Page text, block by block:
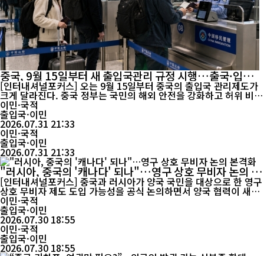
중국, 9월 15일부터 새 출입국관리 규정 시행…출국·입국
심사 강화
[인터내셔널포커스] 오는 9월 15일부터 중국의 출입국 관리제도가
크게 달라진다. 중국 정부는 국민의 해외 안전을 강화하고 허위 비자
신청과 불법 출입국 알선, 개인정보 유출 등 각종 위법 행위를 차단
하기 위해 새로운 출입국관리 규정을 시행한다. 앞으로는 고위험 국
가 출국자에 대한 안전 안내가 강화되고, 허위 서류 제출이나 불법
이민·국적
출입국·이민
2026.07.31 21:33
이민·국적
출입국·이민
2026.07.31 21:33
"러시아, 중국의 '캐나다' 되나"…영구 상호 무비자 논의 본
격화
[인터내셔널포커스] 중국과 러시아가 양국 국민을 대상으로 한 영구
상호 무비자 제도 도입 가능성을 공식 논의하면서 양국 협력이 새로
운 전환점을 맞고 있다. 관광 활성화에 초점이 맞춰졌던 기존 협력에
서 한 걸음 더 나아가 에너지와 물류, 투자까지 아우르는 경제 협력
의 폭이 한층 넓어질 수 있다는 전망이 나온다. 중국 외교부 마오닝
대변인은 7월 29일 정례브리핑에서 "영구 상호 무비...
이민·국적
출입국·이민
2026.07.30 18:55
이민·국적
출입국·이민
2026.07.30 18:55